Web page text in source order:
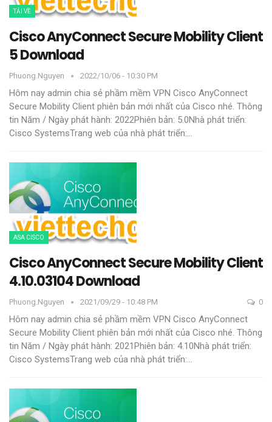
TẢI VỀ
Cisco AnyConnect Secure Mobility Client
5 Download
Phuong.nguyen 2022/10/06 - 10:30 PM
Hôm nay admin chia sẻ phầm mềm VPN Cisco AnyConnect
Secure Mobility Client phiên bản mới nhất của Cisco nhé. Thông
tin Năm / Ngày phát hành: 2022Phiên bản: 5.0Nhà phát triển:
Cisco SystemsTrang web của nhà phát triển:…
ASA CISCO
Cisco AnyConnect Secure Mobility Client
4.10.03104 Download
Phuong.nguyen 2021/09/29 - 10:48 PM 0
Hôm nay admin chia sẻ phầm mềm VPN Cisco AnyConnect
Secure Mobility Client phiên bản mới nhất của Cisco nhé. Thông
tin Năm / Ngày phát hành: 2021Phiên bản: 4.10Nhà phát triển:
Cisco SystemsTrang web của nhà phát triển:…